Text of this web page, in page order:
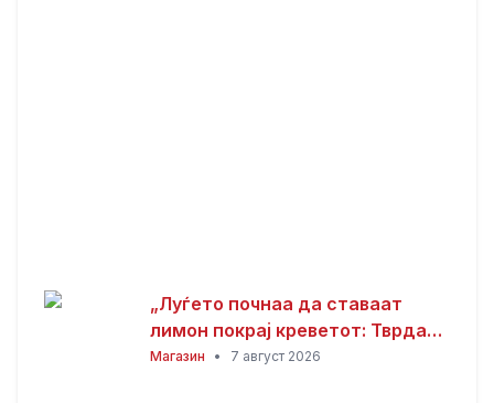
„Луѓето почнаа да ставаат
лимон покрај креветот: Тврдат
дека решава еден голем
Магазин • 7 август 2026